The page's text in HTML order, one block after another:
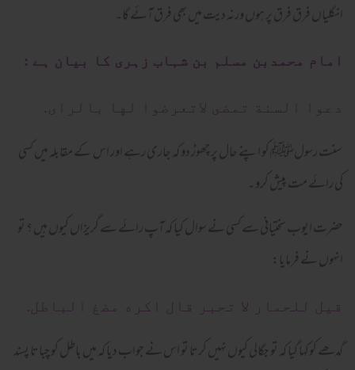
انگلیاں فرق فرق پر ہوں ورنہ دیت میں بھی فرق آئے گا۔
امام محمدبن مسلم بن شہاب زہری کا بیان ہے :
دعوا السنة تمضى لاتعرضوا لها بالراى.
سنت رسولﷺ کو اپنے حال پر چھوڑ دو کہ جاری رہے اور اس کے مقابلہ میں کسی
کی رائے مت پیش کرو ۔
حضرت ایوب سختیانی سے کسی نے سوال کیا کہ آپ رائے سے گریزاں کیوں ہیں ؟ تو
انہوں نے فرمایا:
قيل للحمار لا تحبر قال اكره مضغ الباطل.
گدھے کوکہا گیا کہ تو جگالی کیوں نہیں کرتا تو اس نے جواب دیا کہ میں باطل کو چباتا پسند